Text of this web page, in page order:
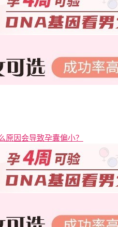
原因会导致孕囊偏小？